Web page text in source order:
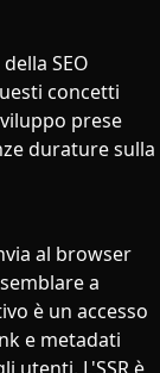
SEO
concetti
prese
durature sulla
al browser
a
è un accesso
e metadati